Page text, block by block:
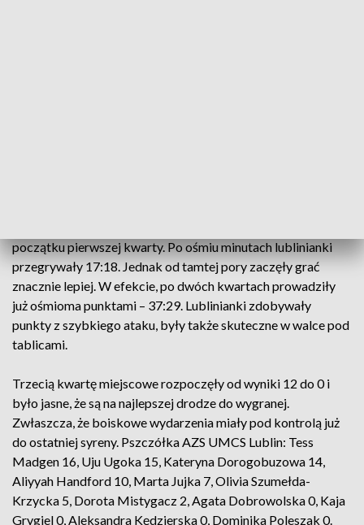
początku pierwszej kwarty. Po ośmiu minutach lublinianki
przegrywały 17:18. Jednak od tamtej pory zaczęły grać
znacznie lepiej. W efekcie, po dwóch kwartach prowadziły
już ośmioma punktami – 37:29. Lublinianki zdobywały
punkty z szybkiego ataku, były także skuteczne w walce pod
tablicami.
Trzecią kwartę miejscowe rozpoczęły od wyniki 12 do 0 i
było jasne, że są na najlepszej drodze do wygranej.
Zwłaszcza, że boiskowe wydarzenia miały pod kontrolą już
do ostatniej syreny. Pszczółka AZS UMCS Lublin: Tess
Madgen 16, Uju Ugoka 15, Kateryna Dorogobuzowa 14,
Aliyyah Handford 10, Marta Jujka 7, Olivia Szumełda-
Krzycka 5, Dorota Mistygacz 2, Agata Dobrowolska 0, Kaja
Grygiel 0, Aleksandra Kędzierska 0, Dominika Poleszak 0.